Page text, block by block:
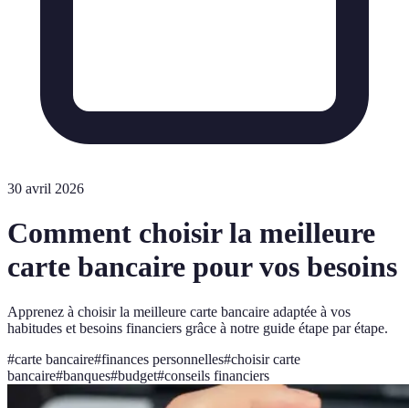
30 avril 2026
Comment choisir la meilleure
carte bancaire pour vos besoins
Apprenez à choisir la meilleure carte bancaire adaptée à vos
habitudes et besoins financiers grâce à notre guide étape par étape.
#carte bancaire#finances personnelles#choisir carte
bancaire#banques#budget#conseils financiers